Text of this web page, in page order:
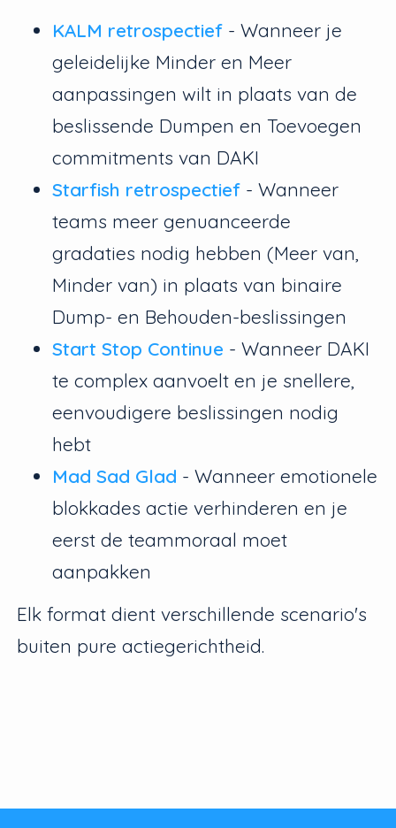
KALM retrospectief - Wanneer je
geleidelijke Minder en Meer
aanpassingen wilt in plaats van de
beslissende Dumpen en Toevoegen
commitments van DAKI
Starfish retrospectief - Wanneer
teams meer genuanceerde
gradaties nodig hebben (Meer van,
Minder van) in plaats van binaire
Dump- en Behouden-beslissingen
Start Stop Continue - Wanneer DAKI
te complex aanvoelt en je snellere,
eenvoudigere beslissingen nodig
hebt
Mad Sad Glad - Wanneer emotionele
blokkades actie verhinderen en je
eerst de teammoraal moet
aanpakken
Elk format dient verschillende scenario's
buiten pure actiegerichtheid.